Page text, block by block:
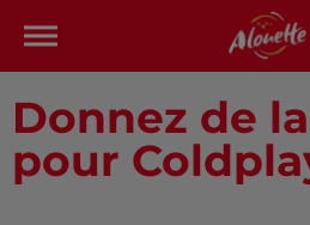
Donnez de
pour